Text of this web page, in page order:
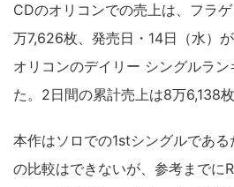
CDのオリコンでの売上は、フラ
万7,626枚、発売日・14日（水）
オリコンのデイリー シングルラン
た。2日間の累計売上は8万6,138枚
本作はソロでの1stシングルであ
の比較はできないが、参考までに